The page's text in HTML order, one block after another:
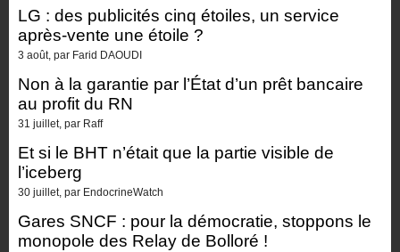
LG : des publicités cinq étoiles, un service
après-vente une étoile ?
3 août, par Farid DAOUDI
Non à la garantie par l’État d’un prêt bancaire
au profit du RN
31 juillet, par Raff
Et si le BHT n’était que la partie visible de
l’iceberg
30 juillet, par EndocrineWatch
Gares SNCF : pour la démocratie, stoppons le
monopole des Relay de Bolloré !